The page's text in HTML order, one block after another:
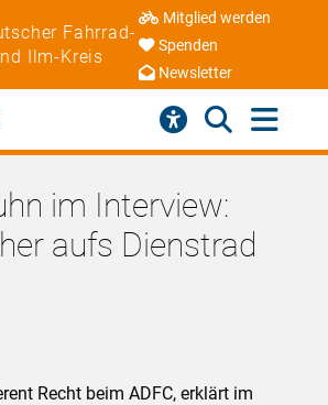
Fahrrad-
Ilm-Kreis
Mitglied werden
Spenden
Newsletter
im Interview:
aufs Dienstrad
Recht beim ADFC, erklärt im